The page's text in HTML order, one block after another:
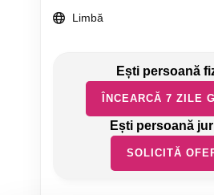
Limbă
ÎNCEARCĂ 7 ZILE
SOLICITĂ